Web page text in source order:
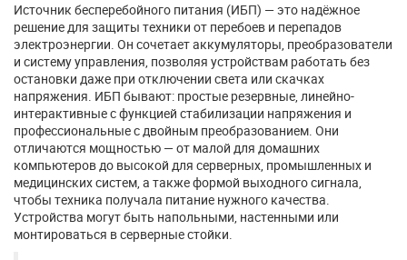
Источник бесперебойного питания (ИБП) — это надёжное
решение для защиты техники от перебоев и перепадов
электроэнергии. Он сочетает аккумуляторы, преобразователи
и систему управления, позволяя устройствам работать без
остановки даже при отключении света или скачках
напряжения. ИБП бывают: простые резервные, линейно-
интерактивные с функцией стабилизации напряжения и
профессиональные с двойным преобразованием. Они
отличаются мощностью — от малой для домашних
компьютеров до высокой для серверных, промышленных и
медицинских систем, а также формой выходного сигнала,
чтобы техника получала питание нужного качества.
Устройства могут быть напольными, настенными или
монтироваться в серверные стойки.